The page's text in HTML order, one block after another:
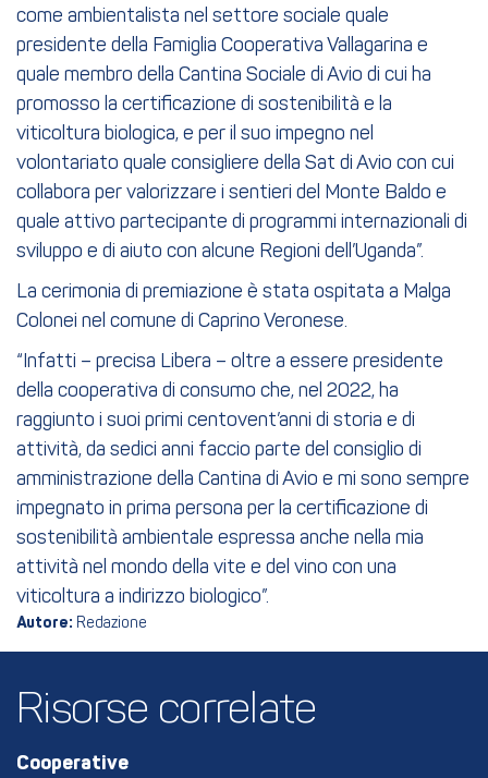
come ambientalista nel settore sociale quale
presidente della Famiglia Cooperativa Vallagarina e
quale membro della Cantina Sociale di Avio di cui ha
promosso la certificazione di sostenibilità e la
viticoltura biologica, e per il suo impegno nel
volontariato quale consigliere della Sat di Avio con cui
collabora per valorizzare i sentieri del Monte Baldo e
quale attivo partecipante di programmi internazionali di
sviluppo e di aiuto con alcune Regioni dell’Uganda”.
La cerimonia di premiazione è stata ospitata a Malga
Colonei nel comune di Caprino Veronese.
“Infatti – precisa Libera – oltre a essere presidente
della cooperativa di consumo che, nel 2022, ha
raggiunto i suoi primi centovent’anni di storia e di
attività, da sedici anni faccio parte del consiglio di
amministrazione della Cantina di Avio e mi sono sempre
impegnato in prima persona per la certificazione di
sostenibilità ambientale espressa anche nella mia
attività nel mondo della vite e del vino con una
viticoltura a indirizzo biologico”.
Autore: Redazione
Risorse correlate
Cooperative